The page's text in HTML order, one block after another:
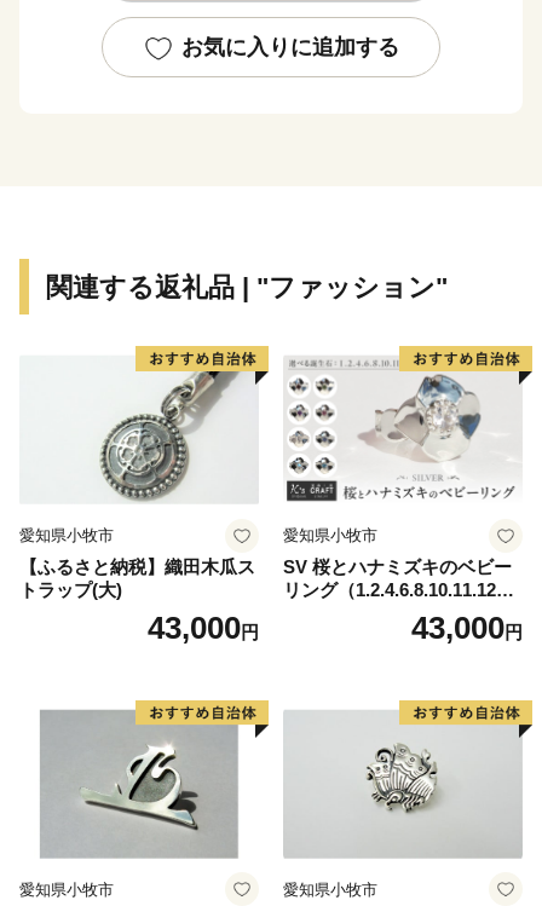
全国でも珍しい、犬・猫の殺処分ゼロを目指すなどの動
物愛護に関する
す。
なりましたが、
当時の尼崎城西三の丸エリアにあたる尼崎城址公園内に
本丸の一部である
天守が整備されることとなり、
平成31年3月、400年の時を越えてついに尼崎城が蘇り
お気に入りに追加する
関連する返礼品 | "ファッション"
愛知県小牧市
【ふるさと納税】織田木瓜ス
トラップ(大)
43,000円
愛知県小牧市
SV 桜とハナミズキのベビー
リング（1.2.4.6.8.10.11.12
43,000円
愛知県小牧市 愛知県小牧市